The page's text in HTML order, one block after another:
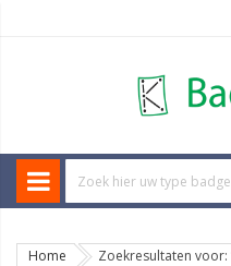
Home Zoekresultaten voor: